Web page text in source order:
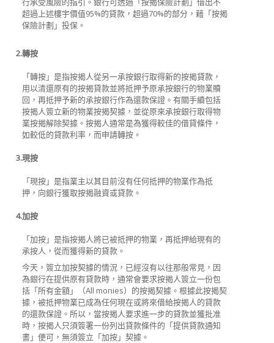
超過上述樓宇價值95%的貸款，超過70%的部分，藉「按揭
保險計劃」投保。
2.轉按
「轉按」是指按揭人從另一承按銀行取得新的按揭貸款，
用以清還原有的按揭貸款並將抵押予原承按銀行的物業贖
回，再抵押予新的承按銀行作為還款保證。有關手續包括
按揭人簽立新的物業按揭契據，並從原來承按銀行取得物
業按揭解除契據。按揭人通常是為獲得較佳的借貸條件，
如較低的貸款利率，而申請轉按。
3.現按
「現按」是指業主以其目前沒有任何抵押的物業作為抵
押，向銀行獲取按揭融資或貸款。
4.加按
「加按」是指按揭人將已被抵押的物業，再抵押給現有的
承按人，從而獲得新的貸款。
今天，簽立加按契據的情況，已經沒有以往那般常見，因
為銀行在提供原有貸款時，通常會要求按揭人簽立一份包
括「所有金額」（All monies）的按揭契據。根據此按揭契
據，被抵押物業已成為任何現在或將來借給按揭人的貸款
的還款保證。所以，當按揭人要求進一步的貸款並獲批准
時，按揭人只須簽署一份列出貸款條件的「提供貸款通知
書」便可，無須簽立「加按」契據。